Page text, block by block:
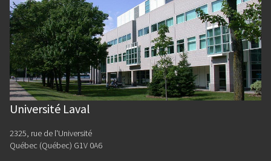
Université Laval
2325, rue de l'Université
Québec (Québec) G1V 0A6